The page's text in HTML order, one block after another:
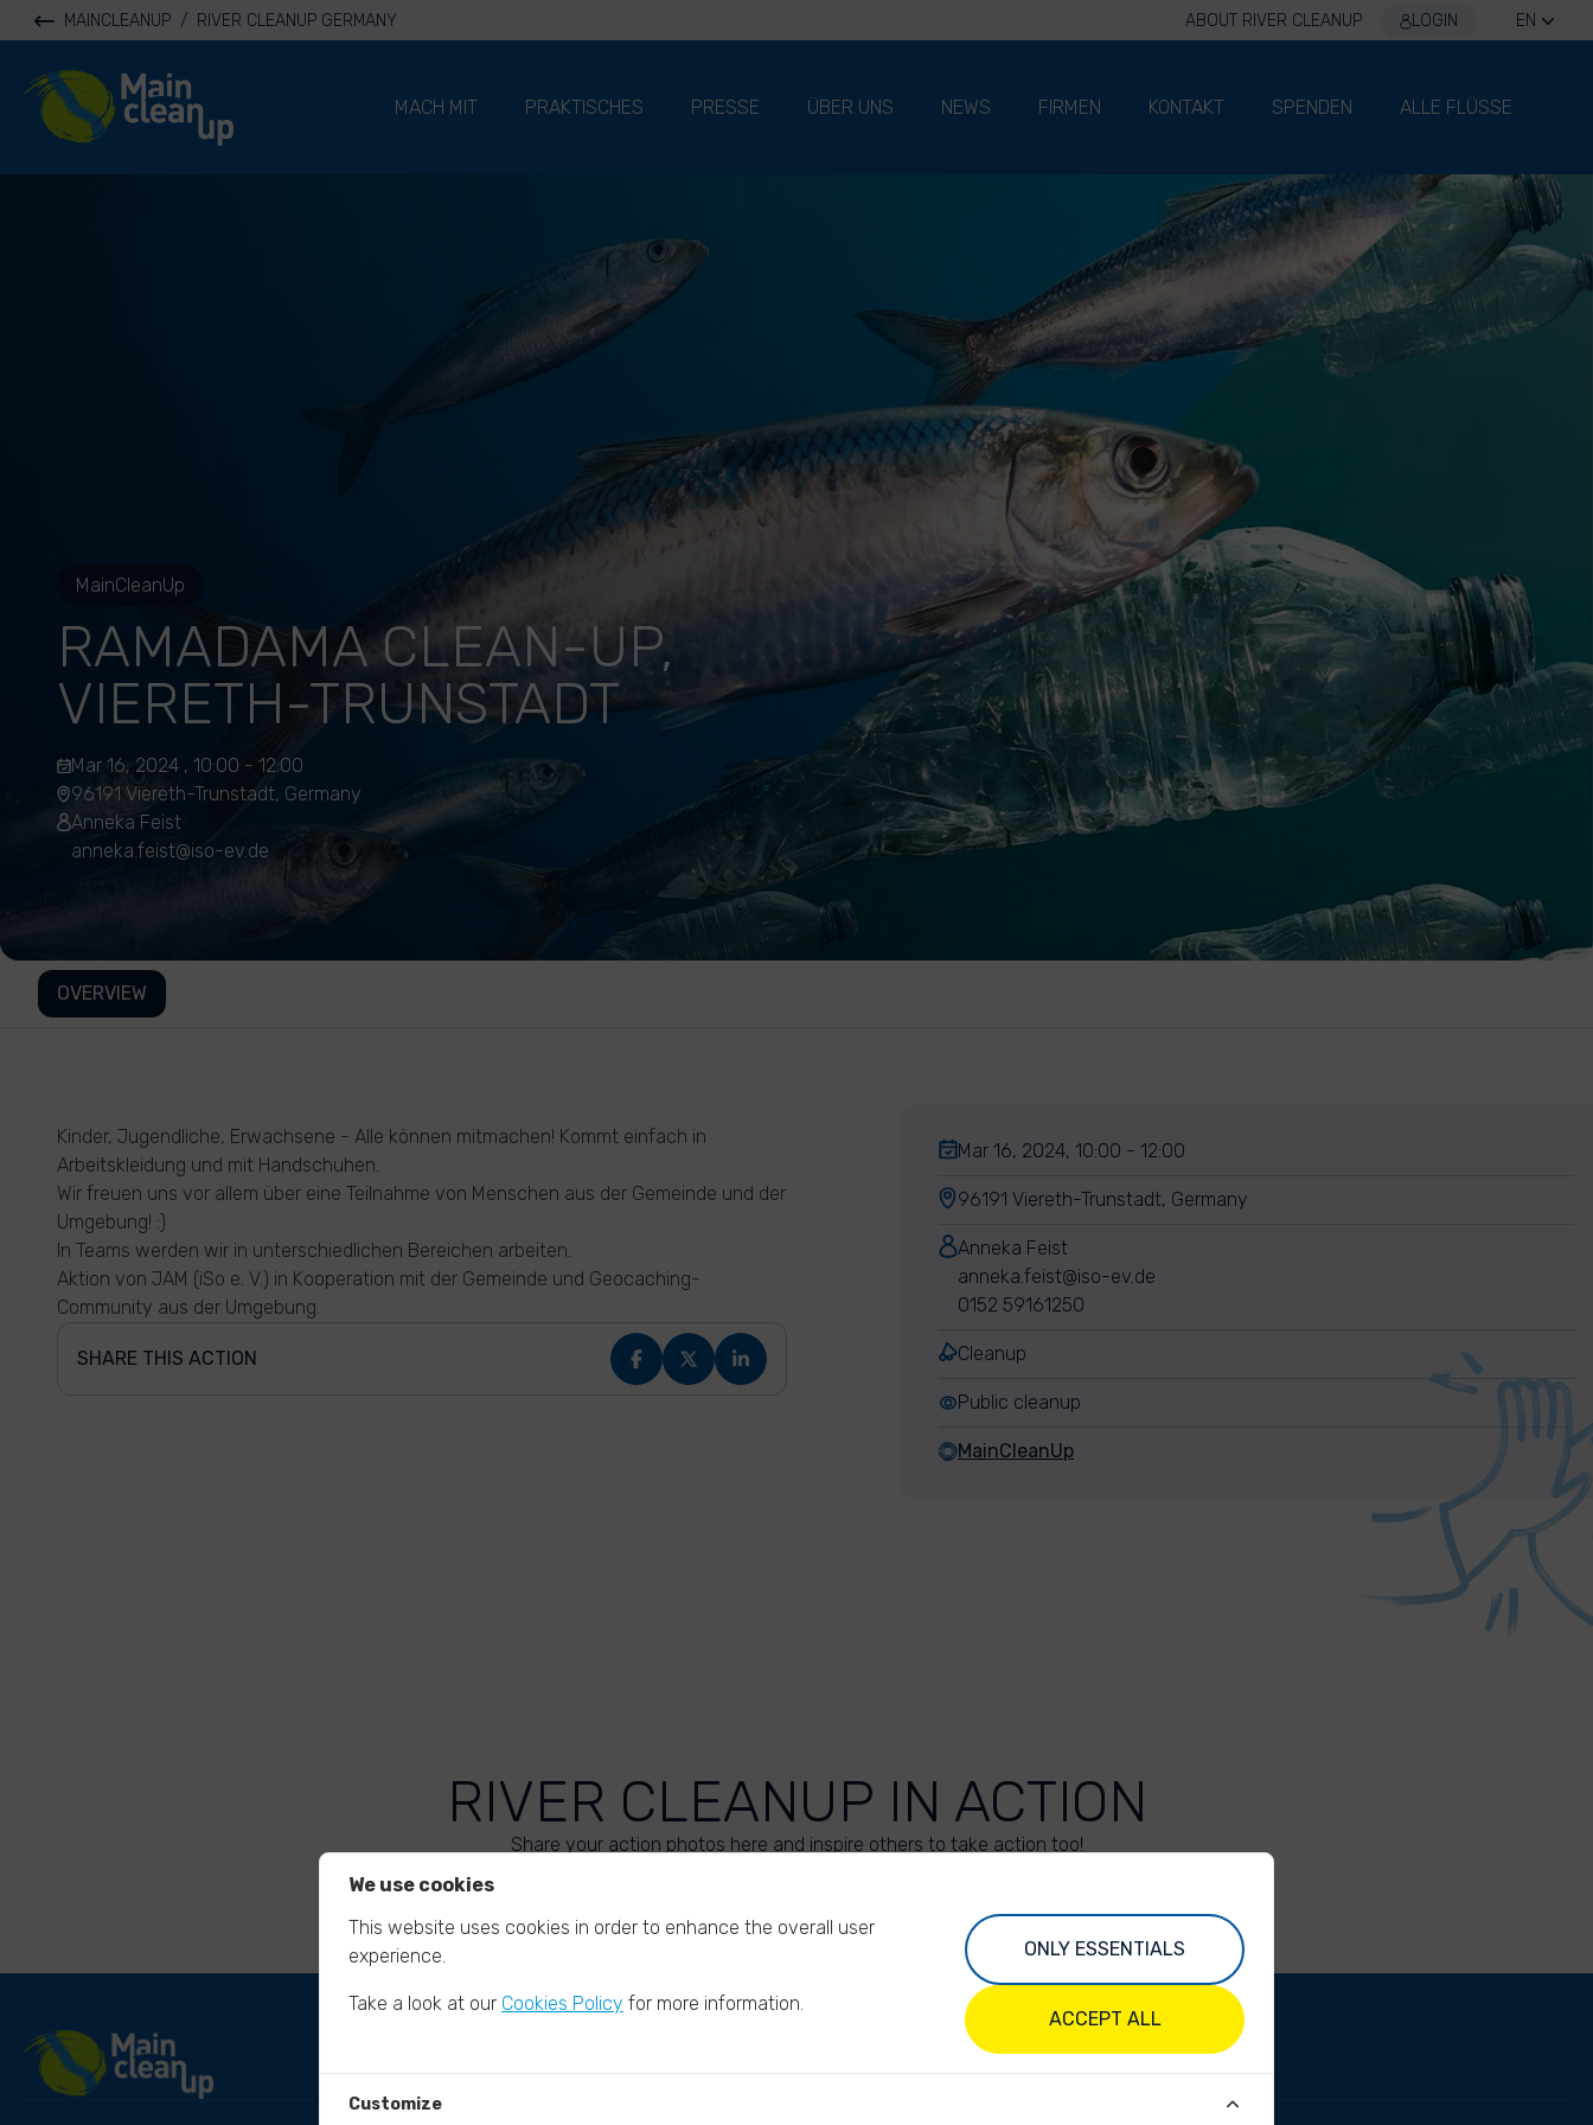
MAINCLEANUP / RIVER CLEANUP GERMANY ABOUT RIVER CLEANUP LOGIN EN
River Cleanup
MACH MIT
PRAKTISCHES PRESSE ÜBER UNS NEWS FIRMEN KONTAKT SPENDEN ALLE FLÜSSE
MainCleanUp
RAMADAMA CLEAN-UP,
VIERETH-TRUNSTADT
Mar 16, 2024 , 10:00 - 12:00
96191 Viereth-Trunstadt, Germany
Anneka Feist
anneka.feist@iso-ev.de
OVERVIEW
Kinder, Jugendliche, Erwachsene - Alle können mitmachen! Kommt einfach in
Arbeitskleidung und mit Handschuhen.
Wir freuen uns vor allem über eine Teilnahme von Menschen aus der Gemeinde und der
Umgebung! :)
In Teams werden wir in unterschiedlichen Bereichen arbeiten.
Aktion von JAM (iSo e. V.) in Kooperation mit der Gemeinde und Geocaching-
Community aus der Umgebung.
SHARE THIS ACTION
Mar 16, 2024, 10:00 - 12:00
96191 Viereth-Trunstadt, Germany
Anneka Feist
anneka.feist@iso-ev.de
0152 59161250
Cleanup
Public cleanup
MainCleanUp
RIVER CLEANUP IN ACTION
Share your action photos here and inspire others to take action too!
We use cookies
This website uses cookies in order to enhance the overall user
experience.
Take a look at our Cookies Policy for more information.
ONLY ESSENTIALS
ACCEPT ALL
Customize